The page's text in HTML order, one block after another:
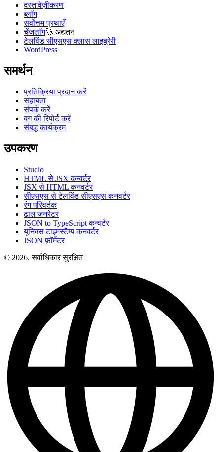
दस्तावेज़ीकरण
ब्लॉग
सर्वोत्तम प्रथाएँ
चेंजलॉग🚀 अद्यतन
टेलविंड सीएसएस क्लास लाइब्रेरी
WordPress
समर्थन
प्रतिक्रिया प्रदान करें
सहायता
संपर्क करें
बग की रिपोर्ट करें
संबद्ध कार्यक्रम
उपकरण
Studio
HTML से JSX कन्वर्टर
JSX से HTML कनवर्टर
सीएसएस से टेलविंड सीएसएस कनवर्टर
रंग परिवर्तक
ढाल जनरेटर
JSON to TypeScript कन्वर्टर
यूनिक्स टाइमस्टैम्प कनवर्टर
JSON फ़ॉर्मेटर
© 2026. सर्वाधिकार सुरक्षित।